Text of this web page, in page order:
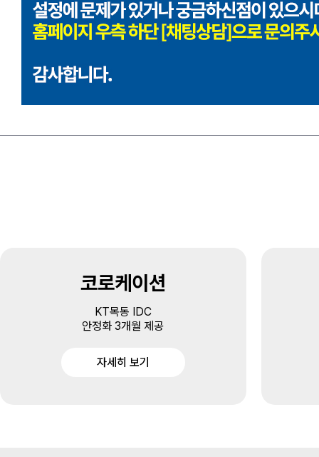
코로케이션
KT목동 IDC
안정화 3개월 제공
자세히 보기